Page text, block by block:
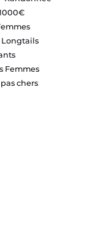
Longtails
Femmes
chers